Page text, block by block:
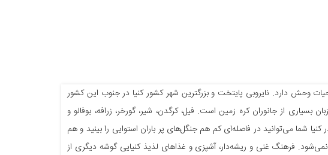
وحش دارد. نایروبی پایتخت و بزرگترین شهر کشور کنیا در جنوب این کشور
از جانوران کره زمین است. فیل، کرگدن، شیر، گورخر، زرافه، بوفالو و
شما می‌توانید در فاصله‌ای کم هم جنگل‌های پر باران استوایی را بینید و هم
فرهنگ غنی و ریشه‌دار، آشپزی و غذا‌های لذیذ کنیایی گوشه دیگری از